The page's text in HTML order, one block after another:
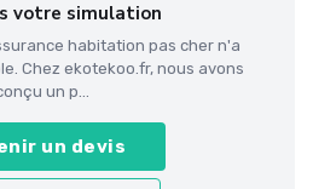
votre simulation
habitation pas cher n'a
Chez ekotekoo.fr, nous avons
un p...
un devis